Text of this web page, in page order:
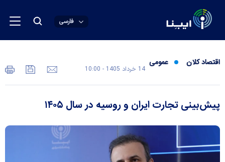
فارسی
اقتصاد کلان عمومی
14 خرداد 1405 - 10:00
پیش‌بینی تجارت ایران و روسیه در سال ۱۴۰۵